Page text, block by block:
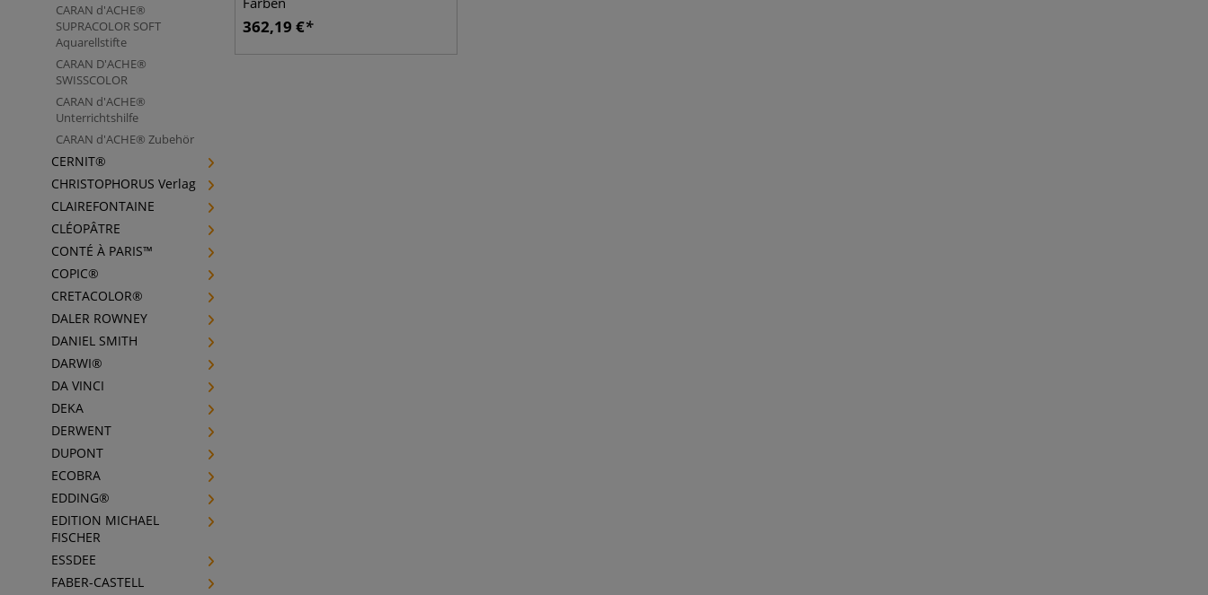
CARAN d'ACHE®
SUPRACOLOR SOFT
Aquarellstifte
CARAN D'ACHE®
SWISSCOLOR
CARAN d'ACHE®
Unterrichtshilfe
CARAN d'ACHE® Zubehör
CERNIT®
CHRISTOPHORUS Verlag
CLAIREFONTAINE
CLÉOPÂTRE
CONTÉ À PARIS™
COPIC®
CRETACOLOR®
DALER ROWNEY
DANIEL SMITH
DARWI®
DA VINCI
DEKA
DERWENT
DUPONT
ECOBRA
EDDING®
EDITION MICHAEL
FISCHER
ESSDEE
FABER-CASTELL
362,19 €